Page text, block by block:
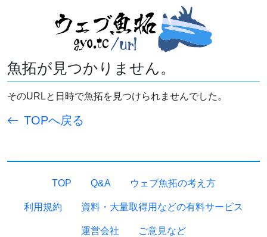
魚拓が見つかりません。
そのURLと日時で魚拓を見つけられませんでした。
TOPへ戻る
TOP Q&A ウェブ魚拓の考え方
利用規約 資料・大量取得用などの有料サービス
運営会社 ご意見など